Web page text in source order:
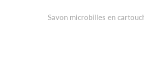
Savon microbilles en